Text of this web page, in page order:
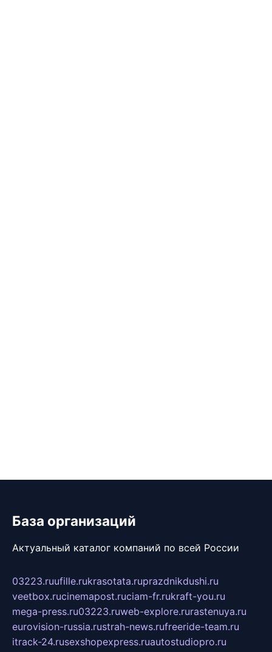
База организаций
Актуальный каталог компаний по всей России
03223.ruufille.rukrasotata.ruprazdnikdushi.ru
veetbox.rucinemapost.ruciam-fr.rukraft-you.ru
mega-press.ru03223.ruweb-explore.rurastenuya.ru
eurovision-russia.rustrah-news.rufreeride-team.ru
itrack-24.rusexshopexpress.ruautostudiopro.ru